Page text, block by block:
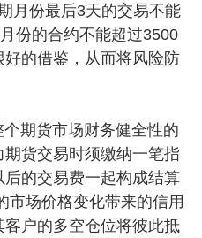
月份最后3天的交易不能
份的合约不能超过3500
的借鉴，从而将风险防
期货市场财务健全性的
货交易时须缴纳一笔指
的交易费一起构成结算
市场价格变化带来的信用
户的多空仓位将彼此抵